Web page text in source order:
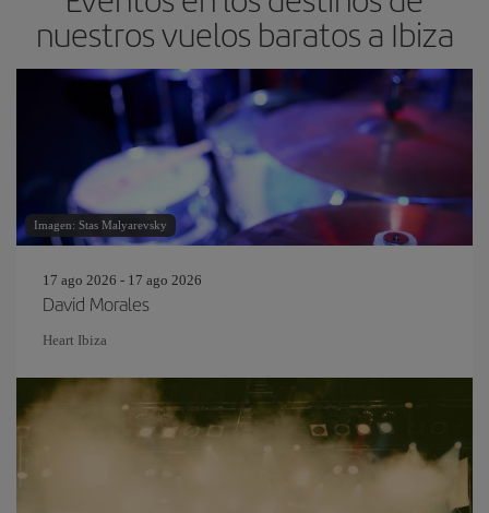
nuestros vuelos baratos a Ibiza
Imagen: Stas Malyarevsky
17 ago 2026 - 17 ago 2026
David Morales
Heart Ibiza